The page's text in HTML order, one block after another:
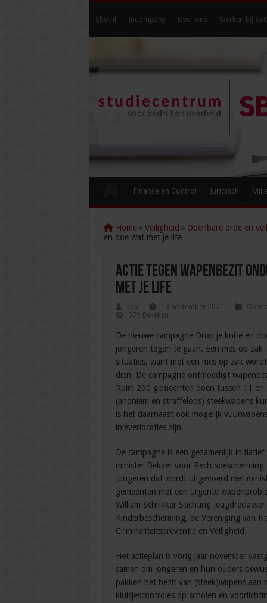
Sbo.nl Incompany Over ons Werken bij
Finance en Control Juridisch
Home » Veiligheid » Openbare orde en
en doe wat met je life
Actie tegen wapenbezit
met je life
sbo 13 september 2021
379 Bekeken
De nieuwe campagne Drop je knife en
jongeren tegen te gaan. Een mes op
situaties, want met een mes op zak
dien. De campagne ontmoedigt
Ruim 200 gemeenten doen tussen 11
(anoniem en straffeloos) steekwapens
is het daarnaast ook mogelijk
inleverlocaties zijn.
De campagne is een gezamenlijk
minister Dekker voor
Jongeren dat wordt uitgevoerd met
gemeenten met een urgente
William Schrikker Stichting
Kinderbescherming, de Vereniging van
Criminaliteitspreventie en Veiligheid.
Het actieplan is vorig jaar november
samen om jongeren en hun ouders
pakken het bezit van (steek)wapens
kluisjescontroles op scholen en